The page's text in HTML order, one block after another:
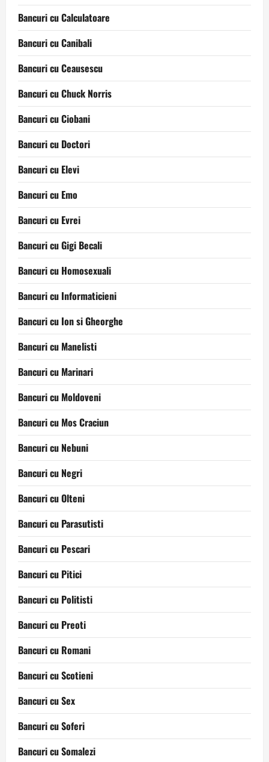
Bancuri cu Calculatoare
Bancuri cu Canibali
Bancuri cu Ceausescu
Bancuri cu Chuck Norris
Bancuri cu Ciobani
Bancuri cu Doctori
Bancuri cu Elevi
Bancuri cu Emo
Bancuri cu Evrei
Bancuri cu Gigi Becali
Bancuri cu Homosexuali
Bancuri cu Informaticieni
Bancuri cu Ion si Gheorghe
Bancuri cu Manelisti
Bancuri cu Marinari
Bancuri cu Moldoveni
Bancuri cu Mos Craciun
Bancuri cu Nebuni
Bancuri cu Negri
Bancuri cu Olteni
Bancuri cu Parasutisti
Bancuri cu Pescari
Bancuri cu Pitici
Bancuri cu Politisti
Bancuri cu Preoti
Bancuri cu Romani
Bancuri cu Scotieni
Bancuri cu Sex
Bancuri cu Soferi
Bancuri cu Somalezi